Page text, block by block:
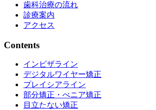
歯科治療の流れ
診療案内
アクセス
Contents
インビザライン
デジタルワイヤー矯正
プレイシアライン
部分矯正・べニア矯正
目立たない矯正